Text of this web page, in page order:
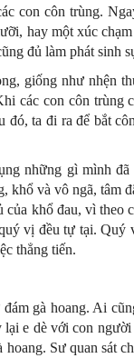
con côn trùng.
hay một xúc
đủ làm phát sinh
giống như nhện
các con côn trùng
ta đi ra để bắt
những gì mình
khổ và vô ngã, tâm
khổ đau, vì theo
vị đều tự tại. Quý
thẳng tiến.
gà hoang. Ai
e dè với con
Sư quan sát